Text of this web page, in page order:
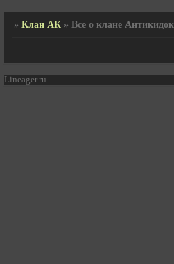
» Клан АК » Все о клане Антикидок
Lineager.ru